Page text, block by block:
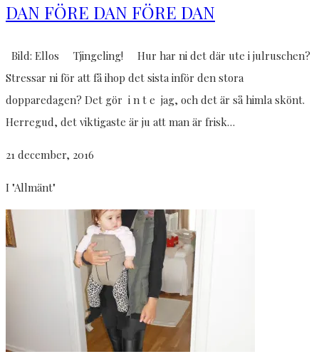
DAN FÖRE DAN FÖRE DAN
Bild: Ellos Tjingeling! Hur har ni det där ute i julruschen?
Stressar ni för att få ihop det sista inför den stora
dopparedagen? Det gör i n t e jag, och det är så himla skönt.
Herregud, det viktigaste är ju att man är frisk…
21 december, 2016
I "Allmänt"